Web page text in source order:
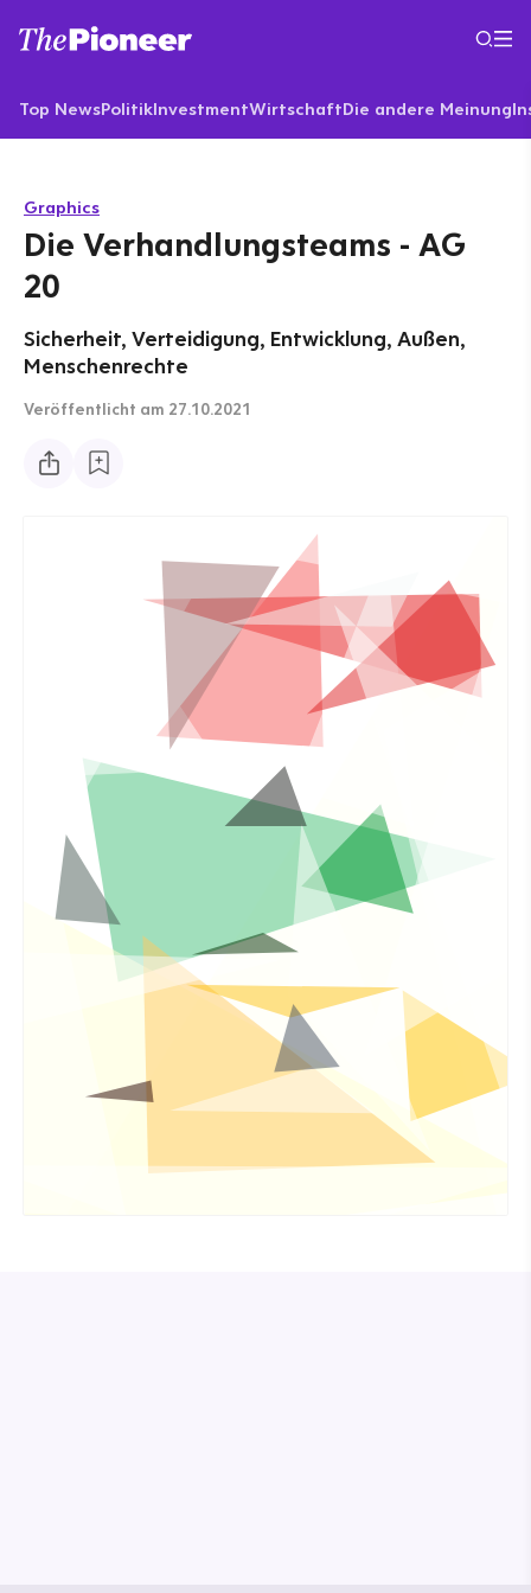
Top NewsPolitikInvestmentWirtschaftDie andere Meinung
Graphics
Die Verhandlungsteams - AG
20
Sicherheit, Verteidigung, Entwicklung, Außen,
Menschenrechte
Veröffentlicht am 27.10.2021